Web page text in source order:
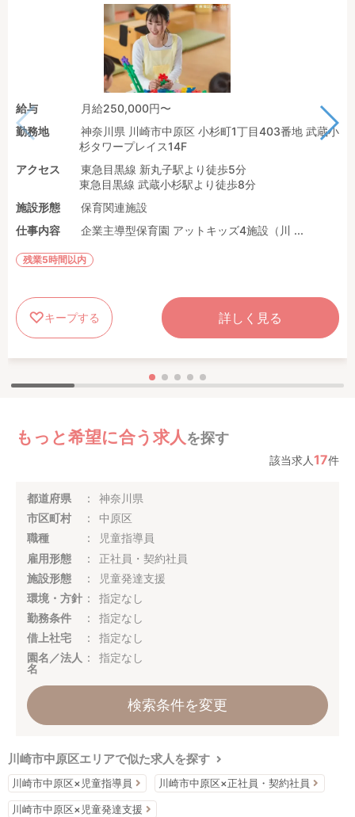
給与
月給250,000円〜
勤務地
神奈川県 川崎市中原区 小杉町1丁目403番地 武蔵小
杉タワープレイス14F
アクセス
東急目黒線 新丸子駅より徒歩5分
東急目黒線 武蔵小杉駅より徒歩8分
施設形態
保育関連施設
仕事内容
企業主導型保育園 アットキッズ4施設（川 ...
残業5時間以内
キープする 詳しく見る
もっと希望に合う求人 を探す
該当求人17件
都道府県
神奈川県
市区町村
中原区
職種
児童指導員
雇用形態
正社員・契約社員
施設形態
児童発達支援
環境・方針
指定なし
勤務条件
指定なし
借上社宅
指定なし
園名／法人
名
指定なし
検索条件を変更
川崎市中原区エリアで似た求人を探す
川崎市中原区×児童指導員 川崎市中原区×正社員・契約社員
川崎市中原区×児童発達支援